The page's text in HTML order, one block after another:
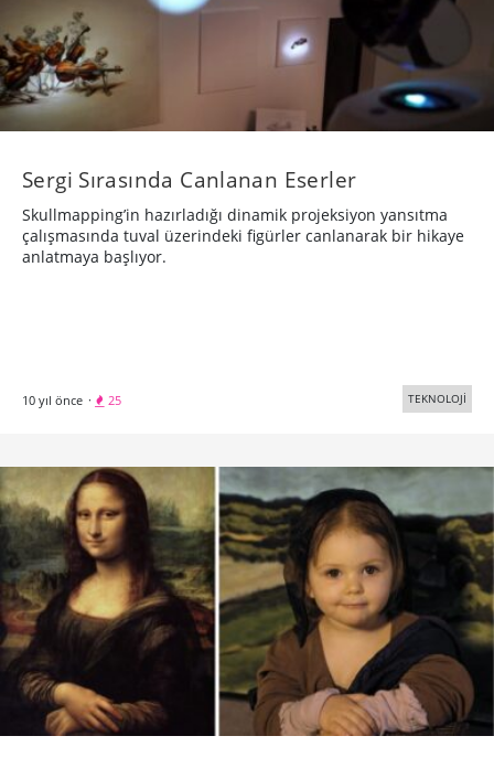
Sergi Sırasında Canlanan Eserler
Skullmapping’in hazırladığı dinamik projeksiyon yansıtma
çalışmasında tuval üzerindeki figürler canlanarak bir hikaye
anlatmaya başlıyor.
10 yıl önce · 25 TEKNOLOJİ